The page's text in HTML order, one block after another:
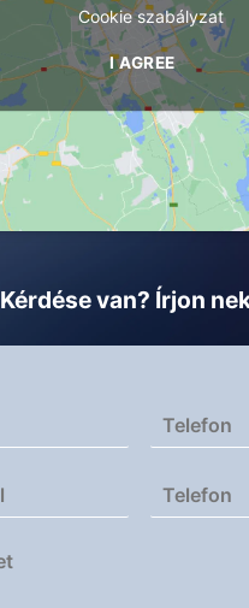
Cookie szabályzat
I AGREE
Kérdése van? Írjon